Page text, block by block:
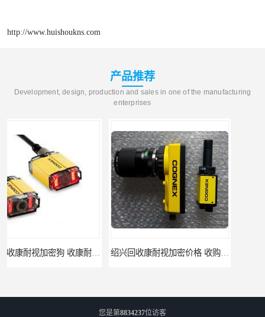
http://www.huishoukns.com
产品推荐
Development, design, production and sales in one of the manufacturing
enterprises
绍兴回收康耐视加密价格 收购康耐视加密狗 支持各种支付方式
您是第8834237位访客